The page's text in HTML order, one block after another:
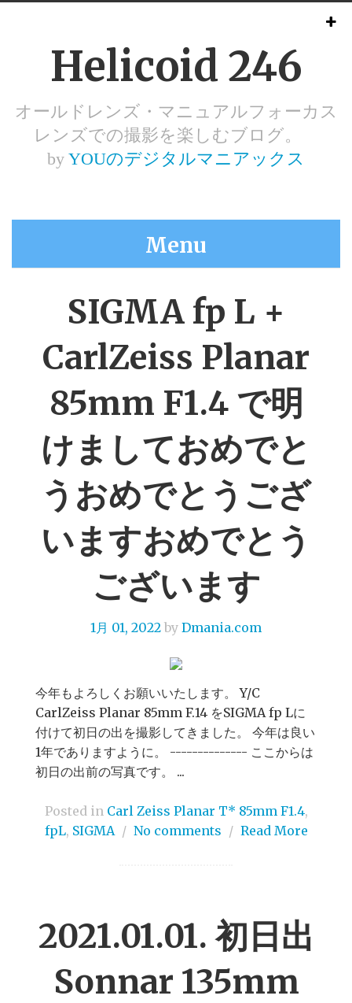
Helicoid 246
オールドレンズ・マニュアルフォーカス
レンズでの撮影を楽しむブログ。
by YOUのデジタルマニアックス
Menu
SIGMA fp L +
CarlZeiss Planar
85mm F1.4 で明
けましておめでと
うおめでとうござ
いますおめでとう
ございます
1月 01, 2022 by Dmania.com
今年もよろしくお願いいたします。 Y/C
CarlZeiss Planar 85mm F.14 をSIGMA fp Lに
付けて初日の出を撮影してきました。 今年は良い
1年でありますように。 -------------- ここからは
初日の出前の写真です。 ...
Posted in Carl Zeiss Planar T* 85mm F1.4,
fpL, SIGMA / No comments / Read More
2021.01.01. 初日出
Sonnar 135mm